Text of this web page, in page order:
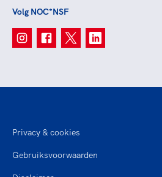
Volg NOC*NSF
Privacy & cookies
Gebruiksvoorwaarden